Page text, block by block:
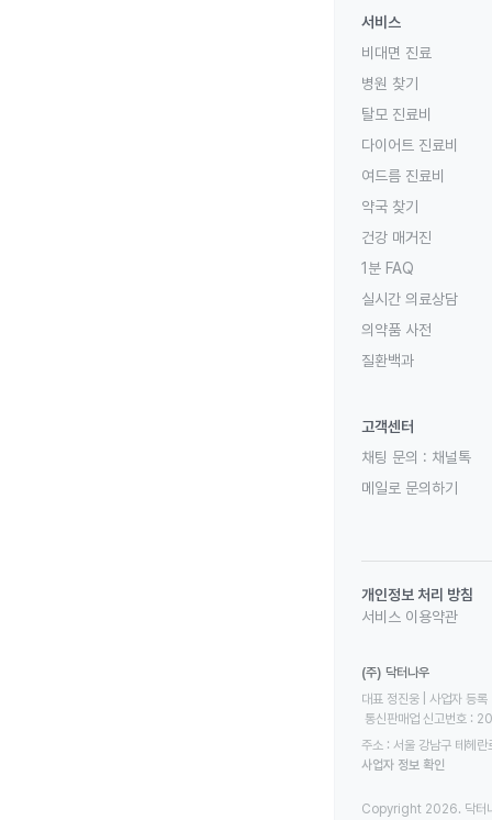
서비스
비대면 진료
병원 찾기
탈모 진료비
다이어트 진료비
여드름 진료비
약국 찾기
건강 매거진
1분 FAQ
실시간 의료상담
의약품 사전
질환백과
고객센터
채팅 문의 : 채널톡
메일로 문의하기
개인정보 처리 방침
서비스 이용약관
(주) 닥터나우
대표 정진웅 | 사업자
통신판매업 신고번호
주소 : 서울 강남구 테헤
사업자 정보 확인
Copyright 2026. 닥터